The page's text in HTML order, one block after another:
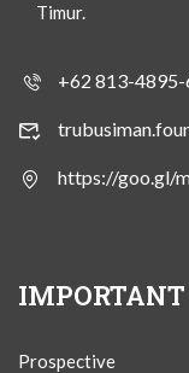
Timur.
+62 813-
https://goo.gl/
IMPORTANT
Prospective